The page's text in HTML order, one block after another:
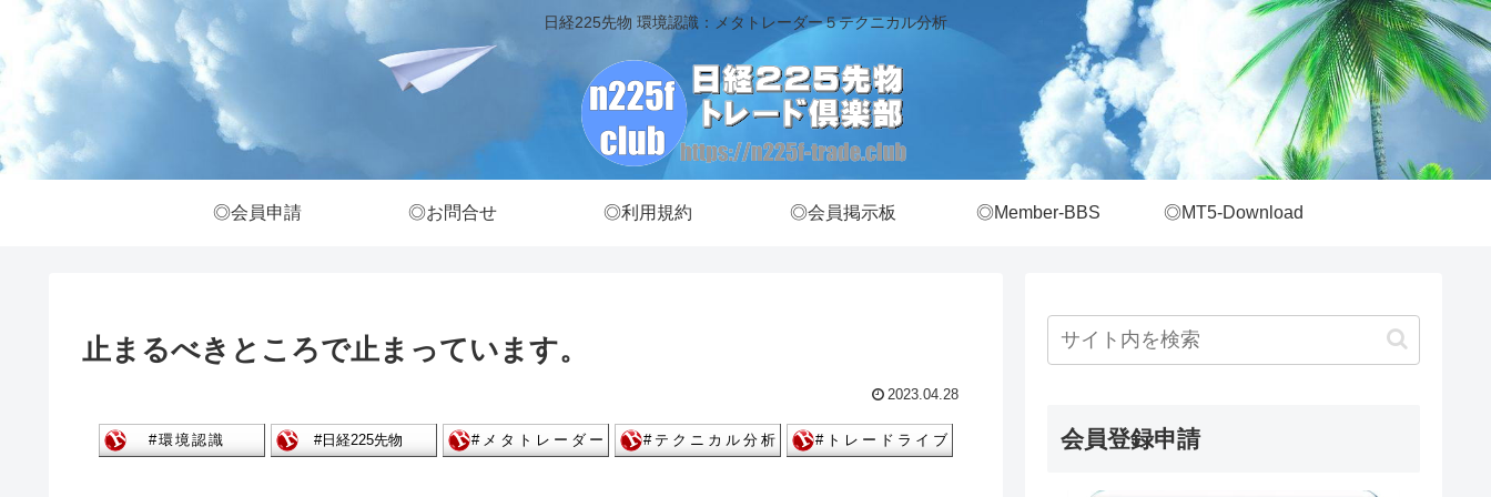
日経225先物 環境認識：メタトレーダー５テクニカル分析
◎会員申請 ◎お問合せ ◎利用規約 ◎会員掲示板 ◎Member-BBS ◎MT5-Download
止まるべきところで止まっています。
2023.04.28
会員登録申請